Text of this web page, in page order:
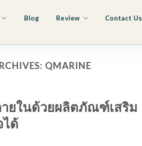
Blog Review Contact Us
QMARINE
ายในด้วยผลิตภัณฑ์เสริม
ได้